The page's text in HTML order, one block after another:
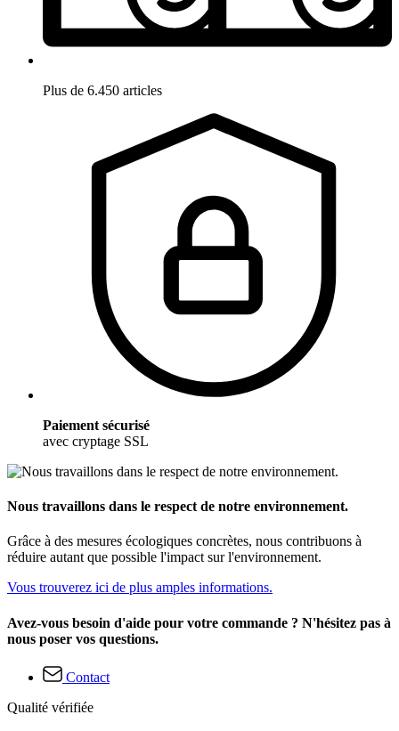
Plus de 6.450 articles
Paiement sécurisé
avec cryptage SSL
Nous travaillons dans le respect de notre environnement.
Grâce à des mesures écologiques concrètes, nous contribuons à
réduire autant que possible l'impact sur l'environnement.
Vous trouverez ici de plus amples informations.
Avez-vous besoin d'aide pour votre commande ? N'hésitez pas à
nous poser vos questions.
Contact
Qualité vérifiée